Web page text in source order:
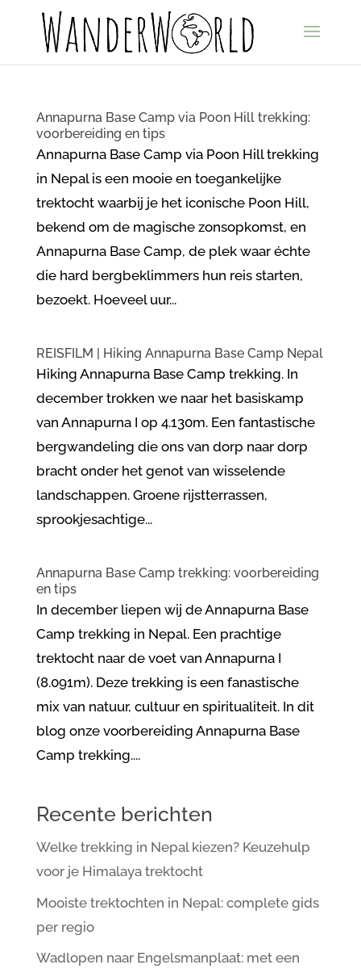
Annapurna Base Camp via Poon Hill trekking:
voorbereiding en tips
Annapurna Base Camp via Poon Hill trekking
in Nepal is een mooie en toegankelijke
trektocht waarbij je het iconische Poon Hill,
bekend om de magische zonsopkomst, en
Annapurna Base Camp, de plek waar échte
die hard bergbeklimmers hun reis starten,
bezoekt. Hoeveel uur...
REISFILM | Hiking Annapurna Base Camp Nepal
Hiking Annapurna Base Camp trekking. In
december trokken we naar het basiskamp
van Annapurna I op 4.130m. Een fantastische
bergwandeling die ons van dorp naar dorp
bracht onder het genot van wisselende
landschappen. Groene rijstterrassen,
sprookjesachtige...
Annapurna Base Camp trekking: voorbereiding
en tips
In december liepen wij de Annapurna Base
Camp trekking in Nepal. Een prachtige
trektocht naar de voet van Annapurna I
(8.091m). Deze trekking is een fanastische
mix van natuur, cultuur en spiritualiteit. In dit
blog onze voorbereiding Annapurna Base
Camp trekking....
Recente berichten
Welke trekking in Nepal kiezen? Keuzehulp
voor je Himalaya trektocht
Mooiste trektochten in Nepal: complete gids
per regio
Wadlopen naar Engelsmanplaat: met een